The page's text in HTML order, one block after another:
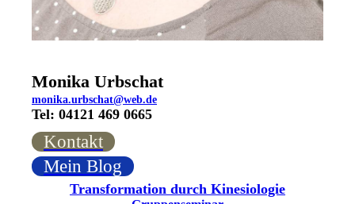
Monika Urbschat
monika.urbschat@web.de
Tel: 04121 469 0665
Kontakt
Mein Blog
Transformation durch Kinesiologie